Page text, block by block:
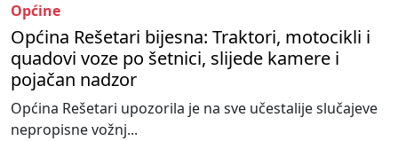
Općine
Općina Rešetari bijesna: Traktori, motocikli i
quadovi voze po šetnici, slijede kamere i
pojačan nadzor
Općina Rešetari upozorila je na sve učestalije slučajeve
nepropisne vožnj...